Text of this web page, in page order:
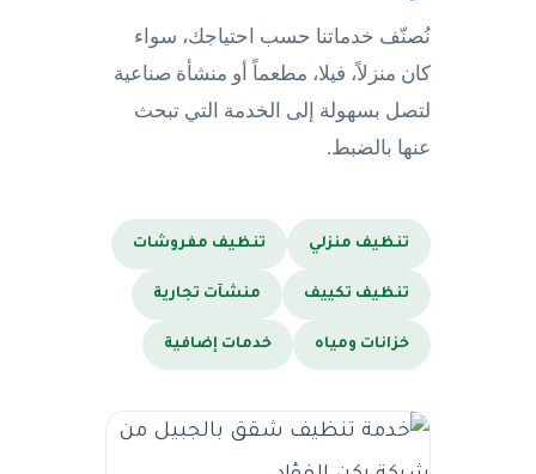
نُصنّف خدماتنا حسب احتياجك، سواء
كان منزلاً، فيلا، مطعماً أو منشأة صناعية
لتصل بسهولة إلى الخدمة التي تبحث
عنها بالضبط.
تنظيف منزلي تنظيف مفروشات
تنظيف تكييف منشآت تجارية
خزانات ومياه خدمات إضافية